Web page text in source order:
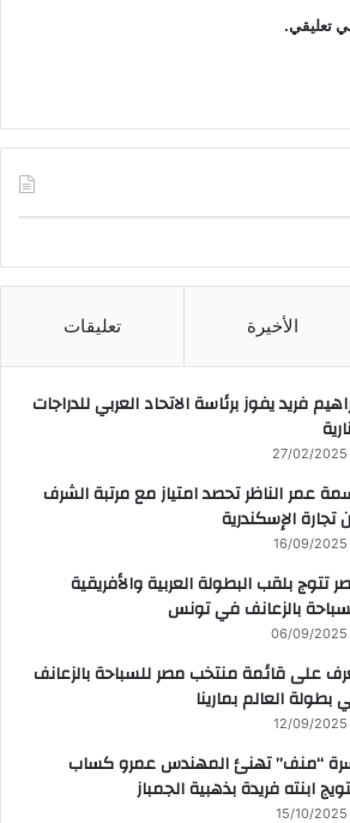
تعليقي.
الأخيرة تعليقات
فريد يفوز برئاسة الاتحاد العربي للدراجات
27/02/2025
عمر الناظر تحصد امتياز مع مرتبة الشرف
تجارة الإسكندرية
16/09/2025
تتوج بلقب البطولة العربية والأفريقية
بالزعانف في تونس
06/09/2025
على قائمة منتخب مصر للسباحة بالزعانف
بطولة العالم بمارينا
12/09/2025
“منف” تهنئ المهندس عمرو كساب
ابنته فريدة بذهبية الجمباز
15/10/2025